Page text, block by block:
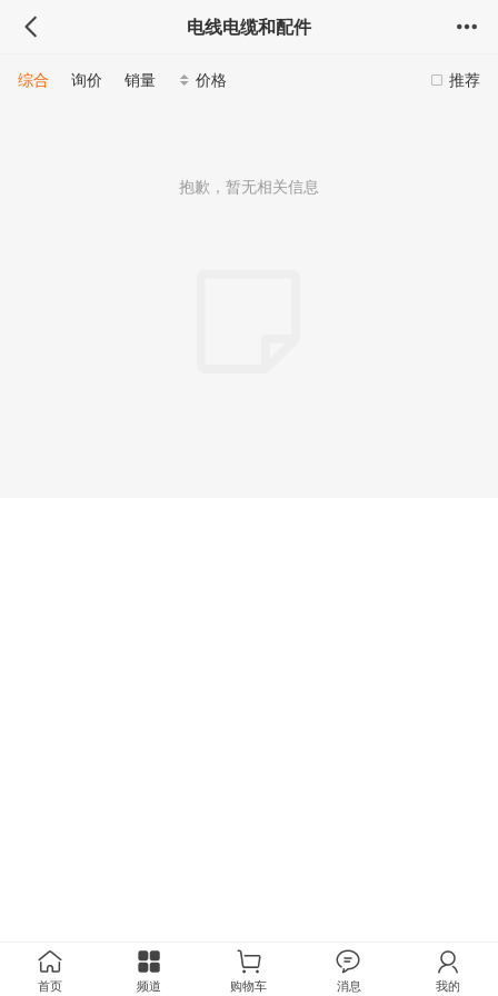
电线电缆和配件
推荐
综合 询价 销量 价格
抱歉，暂无相关信息
首页 频道 购物车 消息 我的